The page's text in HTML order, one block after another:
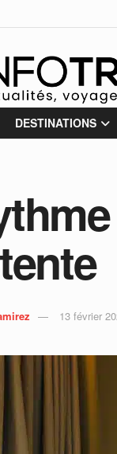
DESTINATIONS
13 février